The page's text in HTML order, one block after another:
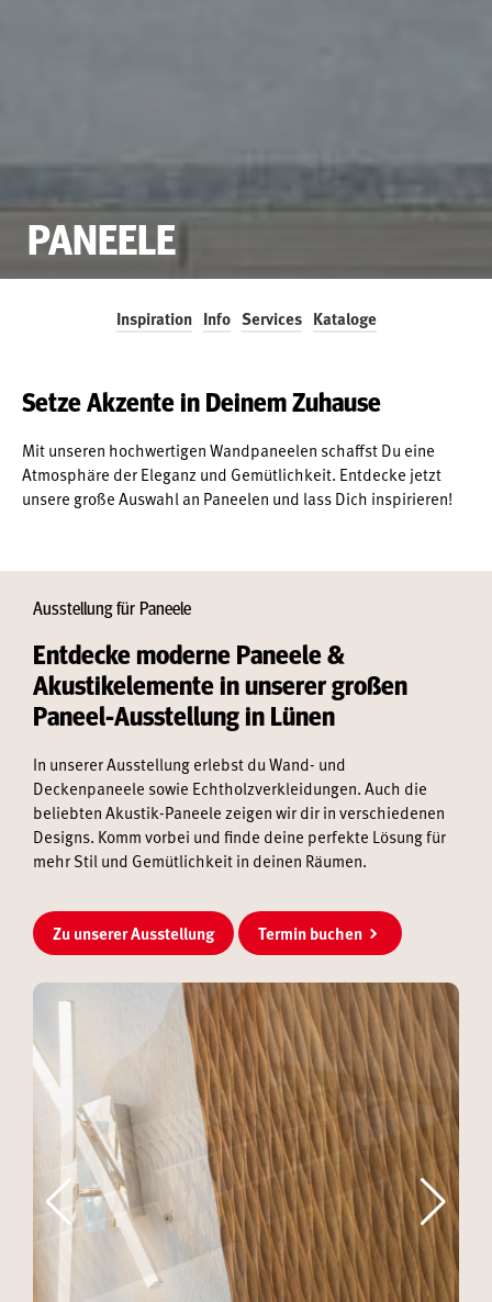
PANEELE
Inspiration Info Services Kataloge
Setze Akzente in Deinem Zuhause
Mit unseren hochwertigen Wandpaneelen schaffst Du eine
Atmosphäre der Eleganz und Gemütlichkeit. Entdecke jetzt
unsere große Auswahl an Paneelen und lass Dich inspirieren!
Ausstellung für Paneele
Entdecke moderne Paneele &
Akustikelemente in unserer großen
Paneel-Ausstellung in Lünen
In unserer Ausstellung erlebst du Wand- und
Deckenpaneele sowie Echtholzverkleidungen. Auch die
beliebten Akustik-Paneele zeigen wir dir in verschiedenen
Designs. Komm vorbei und finde deine perfekte Lösung für
mehr Stil und Gemütlichkeit in deinen Räumen.
Zu unserer Ausstellung Termin buchen